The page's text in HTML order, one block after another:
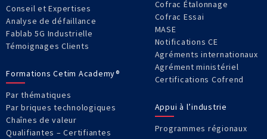
Conseil et Expertises
Analyse de défaillance
Fablab 5G Industrielle
Témoignages Clients
Formations Cetim Academy®
Par thématiques
Par briques technologiques
Chaînes de valeur
Qualifiantes – Certifiantes
Cofrac Étalonnage
Cofrac Essai
MASE
Notifications CE
Agréments internationaux
Agrément ministériel
Certifications Cofrend
Appui à l’industrie
Programmes régionaux